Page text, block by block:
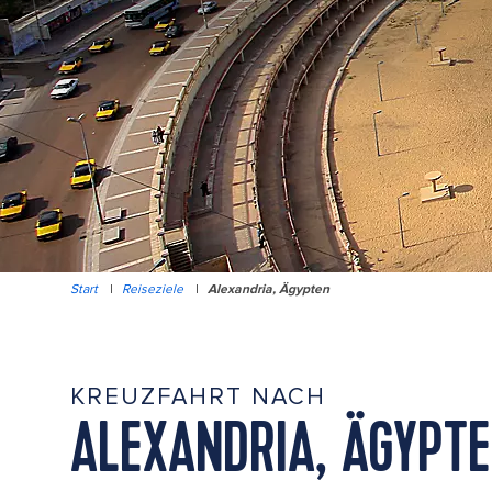
Start | Reiseziele | Alexandria, Ägypten
KREUZFAHRT NACH
ALEXANDRIA,